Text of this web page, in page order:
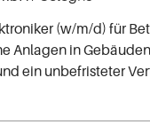
(w/m/d) für
Anlagen in
ein unbefristeter